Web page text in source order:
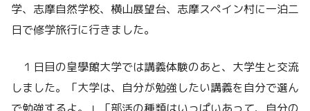
学、志摩自然学校、横山展望台、志摩スペイン村に一泊二
日で修学旅行に行きました。
１日目の皇學館大学では講義体験のあと、大学生と交流
しました。「大学は、自分が勉強したい講義を自分で選ん
で勉強するよ。」「部活の種類はいっぱいあって、自分の